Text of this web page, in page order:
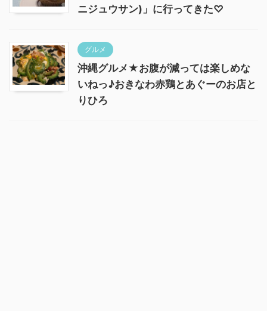
ニジュウサン)」に行ってきた♡
グルメ
沖縄グルメ★お腹が減っては楽しめな
いねっ♪おきなわ赤鶏とあぐーのお店と
りひろ